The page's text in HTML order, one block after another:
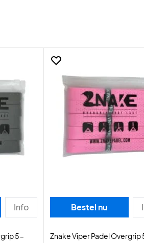
Info
5-
Bestel nu
Znake Viper Padel Overgrip